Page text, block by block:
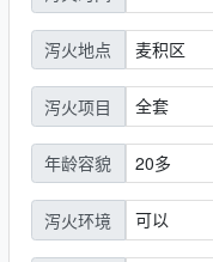
泻火地点 麦积区
泻火项目 全套
年龄容貌 20多
泻火环境 可以